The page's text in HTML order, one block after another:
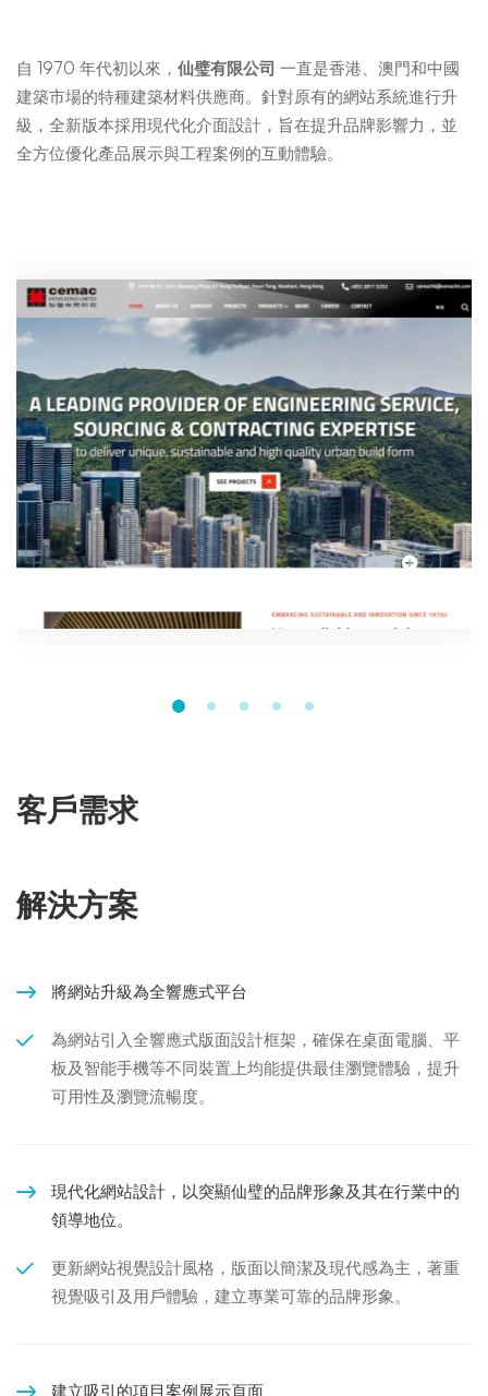
自 1970 年代初以來， 仙璧有限公司 一直是香港、澳門和中國
建築市場的特種建築材料供應商。針對原有的網站系統進行升
級，全新版本採用現代化介面設計，旨在提升品牌影響力，並
全方位優化產品展示與工程案例的互動體驗。
客戶需求
解決方案
將網站升級為全響應式平台
為網站引入全響應式版面設計框架，確保在桌面電腦、平
板及智能手機等不同裝置上均能提供最佳瀏覽體驗，提升
可用性及瀏覽流暢度。
現代化網站設計，以突顯仙璧的品牌形象及其在行業中的
領導地位。
更新網站視覺設計風格，版面以簡潔及現代感為主，著重
視覺吸引及用戶體驗，建立專業可靠的品牌形象。
建立吸引的項目案例展示頁面